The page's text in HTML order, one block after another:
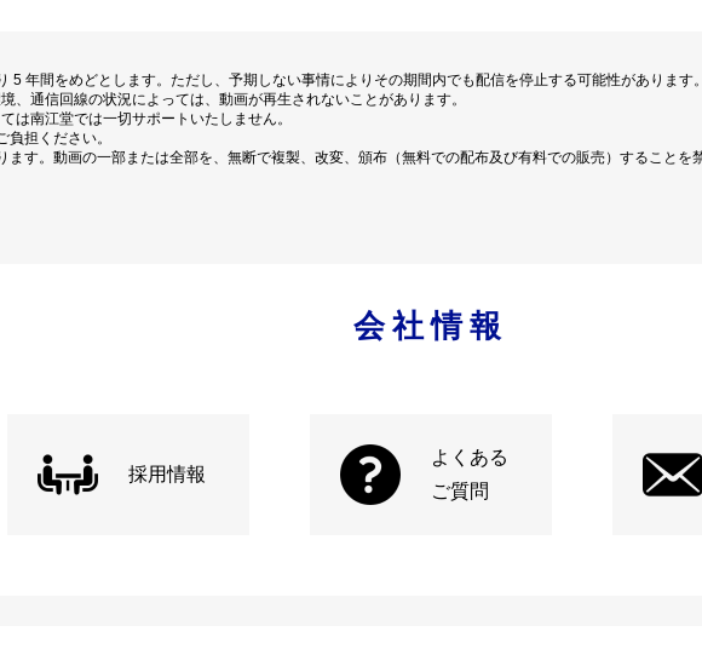
5 年間をめどとします。ただし、予期しない事情によりその期間内でも配信を停止する可能性があります。
、通信回線の状況によっては、動画が再生されないことがあります。
は南江堂では一切サポートいたしません。
負担ください。
ます。動画の一部または全部を、無断で複製、改変、頒布（無料での配布及び有料での販売）することを
会社情報
採用情報
よくある
ご質問